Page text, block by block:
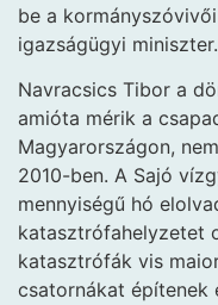
be a
igazságügyi miniszter.
Navracsics Tibor a
amióta mérik a
Magyarországon,
2010-ben. A Sajó
mennyiségű hó
katasztrófahelyzetet
katasztrófák vis
csatornákat építenek